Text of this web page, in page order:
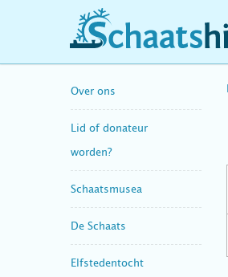
schaatshistorie.nl
Over ons
Lid of donateur
worden?
Schaatsmusea
De Schaats
Elfstedentocht